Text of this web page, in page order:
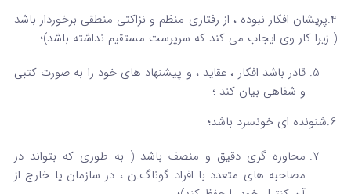
4.پریشان افکار نبوده ، از رفتاری منظم و نزاکتی منطقی برخوردار باشد
( زیرا کار وی ایجاب می کند که سرپرست مستقیم نداشته باشد)؛
قادر باشد افکار ، عقاید ، و پیشنهاد های خود را به صورت کتبی
و شفاهی بیان کند ؛
6.شنونده ای خونسرد باشد؛
محاوره گری دقیق و منصف باشد ( به طوری که بتواند در
مصاحبه های متعدد با افراد گوناگ.ن ، در سازمان یا خارج از